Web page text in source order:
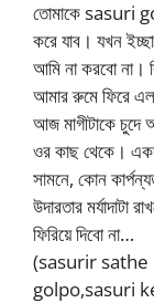
তোমাকে sasuri
করে যাব। যখন
আমি না করবো না।
আমার রুমে ফিরে
আজ মাগীটাকে চুদে
ওর কাছ থেকে।
সামনে, কোন
উদারতার
ফিরিয়ে দিবো না…
(sasurir
golpo,sasuri